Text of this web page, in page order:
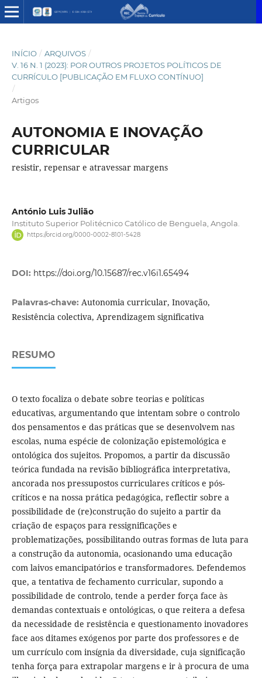
INÍCIO / ARQUIVOS /
V. 16 N. 1 (2023): POR OUTROS PROJETOS POLÍTICOS DE
CURRÍCULO [PUBLICAÇÃO EM FLUXO CONTÍNUO]
/
Artigos
AUTONOMIA E INOVAÇÃO
CURRICULAR
resistir, repensar e atravessar margens
António Luis Julião
Instituto Superior Politécnico Católico de Benguela, Angola.
https://orcid.org/0000-0002-8101-5428
DOI: https://doi.org/10.15687/rec.v16i1.65494
Palavras-chave: Autonomia curricular, Inovação,
Resistência colectiva, Aprendizagem significativa
RESUMO
O texto focaliza o debate sobre teorias e políticas
educativas, argumentando que intentam sobre o controlo
dos pensamentos e das práticas que se desenvolvem nas
escolas, numa espécie de colonização epistemológica e
ontológica dos sujeitos. Propomos, a partir da discussão
teórica fundada na revisão bibliográfica interpretativa,
ancorada nos pressupostos curriculares críticos e pós-
críticos e na nossa prática pedagógica, reflectir sobre a
possibilidade de (re)construção do sujeito a partir da
criação de espaços para ressignificações e
problematizações, possibilitando outras formas de luta para
a construção da autonomia, ocasionando uma educação
com laivos emancipatórios e transformadores. Defendemos
que, a tentativa de fechamento curricular, supondo a
possibilidade de controlo, tende a perder força face às
demandas contextuais e ontológicas, o que reitera a defesa
da necessidade de resistência e questionamento inovadores
face aos ditames exógenos por parte dos professores e de
um currículo com insígnia da diversidade, cuja significação
tenha força para extrapolar margens e ir à procura de uma